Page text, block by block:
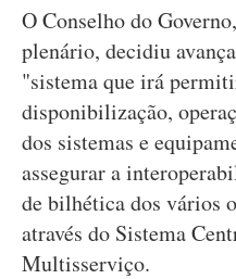
O Conselho do
plenário, decidiu
"sistema que irá
disponibilização,
dos sistemas e
assegurar a
de bilhética dos vários
através do Sistema
Multisserviço.